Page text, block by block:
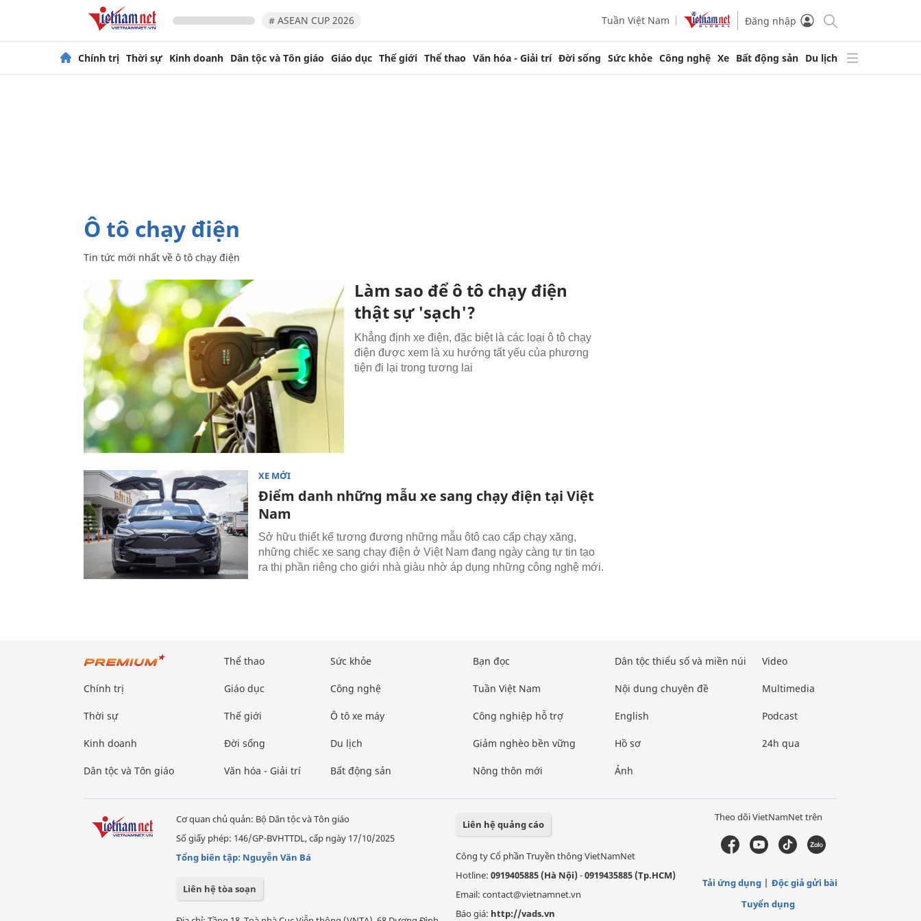
# ASEAN CUP 2026 Tuần Việt Nam Đăng nhập
Chính trị Thời sự Kinh doanh Dân tộc và Tôn giáo Giáo dục Thế giới Thể thao Văn hóa - Giải trí Đời sống Sức khỏe Công nghệ Xe Bất động sản Du lịch
ô tô chạy điện
Tin tức mới nhất về ô tô chạy điện
Làm sao để ô tô chạy điện
thật sự 'sạch'?
Khẳng định xe điện, đặc biệt là các loại ô tô chạy
điện được xem là xu hướng tất yếu của phương
tiện đi lại trong tương lai
XE MỚI
Điểm danh những mẫu xe sang chạy điện tại Việt
Nam
Sở hữu thiết kế tương đương những mẫu ôtô cao cấp chạy xăng,
những chiếc xe sang chạy điện ở Việt Nam đang ngày càng tự tin tạo
ra thị phần riêng cho giới nhà giàu nhờ áp dụng những công nghệ mới.
Chính trị
Thời sự
Kinh doanh
Dân tộc và Tôn giáo
Thể thao
Giáo dục
Thế giới
Đời sống
Văn hóa - Giải trí
Sức khỏe
Công nghệ
Ô tô xe máy
Du lịch
Bất động sản
Bạn đọc
Tuần Việt Nam
Công nghiệp hỗ trợ
Giảm nghèo bền vững
Nông thôn mới
Dân tộc thiểu số và miền núi
Nội dung chuyên đề
English
Hồ sơ
Ảnh
Video
Multimedia
Podcast
24h qua
Cơ quan chủ quản: Bộ Dân tộc và Tôn giáo
Số giấy phép: 146/GP-BVHTTDL, cấp ngày 17/10/2025
Tổng biên tập: Nguyễn Văn Bá
Liên hệ tòa soạn
Liên hệ quảng cáo
Công ty Cổ phần Truyền thông VietNamNet
Hotline: 0919405885 (Hà Nội)-0919435885 (Tp.HCM)
Email: contact@vietnamnet.vn
Báo giá: http://vads.vn
Theo dõi VietNamNet trên
Tải ứng dụng
Độc giả gửi bài
Tuyển dụng